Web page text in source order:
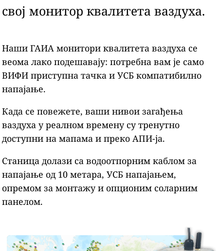
свој монитор квалитета ваздуха.
Наши ГАИА монитори квалитета ваздуха се
веома лако подешавају: потребна вам је само
ВИФИ приступна тачка и УСБ компатибилно
напајање.
Када се повежете, ваши нивои загађења
ваздуха у реалном времену су тренутно
доступни на мапама и преко АПИ-ја.
Станица долази са водоотпорним каблом за
напајање од 10 метара, УСБ напајањем,
опремом за монтажу и опционим соларним
панелом.